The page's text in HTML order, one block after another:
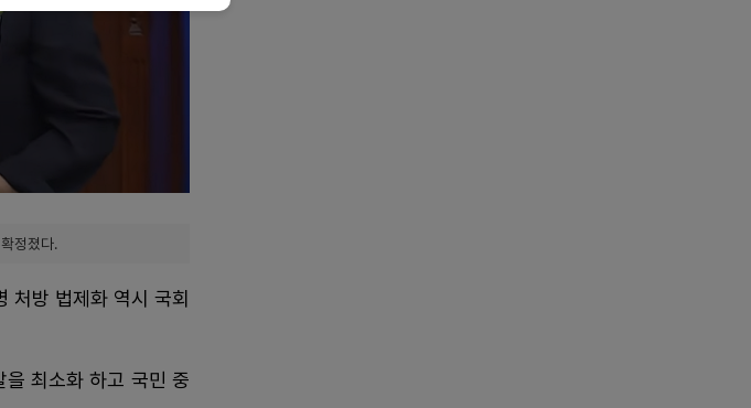
정졌다.
처방 법제화 역시 국회
최소화 하고 국민 중